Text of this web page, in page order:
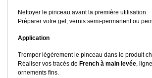
Nettoyer le pinceau avant la première utilisation.
Préparer votre gel, vernis semi-permanent ou
Application
Tremper légèrement le pinceau dans le produit
Réaliser vos tracés de French à main levée,
ornements fins.